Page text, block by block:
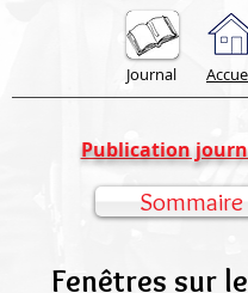
Journal
Publication
Fenêtres sur
Sommaire